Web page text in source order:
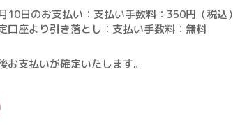
10日のお支払い：支払い手数料：350円（税込）
口座より引き落とし：支払い手数料：無料
お支払いが確定いたします。